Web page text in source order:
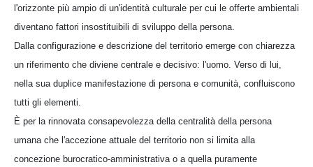
l'orizzonte più ampio di un'identità culturale per cui le offerte ambientali
diventano fattori insostituibili di sviluppo della persona.
Dalla configurazione e descrizione del territorio emerge con chiarezza
un riferimento che diviene centrale e decisivo: l'uomo. Verso di lui,
nella sua duplice manifestazione di persona e comunità, confluiscono
tutti gli elementi.
È per la rinnovata consapevolezza della centralità della persona
umana che l'accezione attuale del territorio non si limita alla
concezione burocratico-amministrativa o a quella puramente